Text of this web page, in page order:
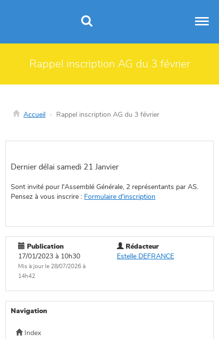
Rappel inscription AG du 3 février
Accueil Rappel inscription AG du 3 février
Dernier délai samedi 21 Janvier
Sont invité pour l'Assemblé Générale, 2 représentants par AS.
Pensez à vous inscrire : Formulaire d'inscription
Publication
17/01/2023 à 10h30
Mis à jour le 28/07/2026 à
14h42
Rédacteur
Estelle DEFRANCE
Navigation
Index